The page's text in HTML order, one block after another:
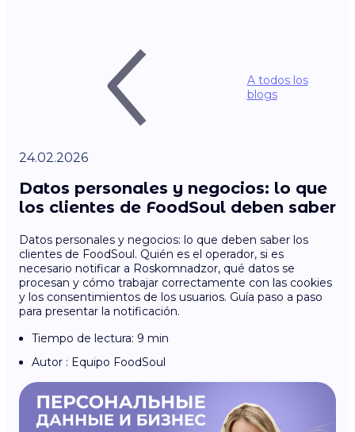
A todos los
blogs
24.02.2026
Datos personales y negocios: lo que
los clientes de FoodSoul deben saber
Datos personales y negocios: lo que deben saber los
clientes de FoodSoul. Quién es el operador, si es
necesario notificar a Roskomnadzor, qué datos se
procesan y cómo trabajar correctamente con las cookies
y los consentimientos de los usuarios. Guía paso a paso
para presentar la notificación.
Tiempo de lectura: 9 min
Autor : Equipo FoodSoul